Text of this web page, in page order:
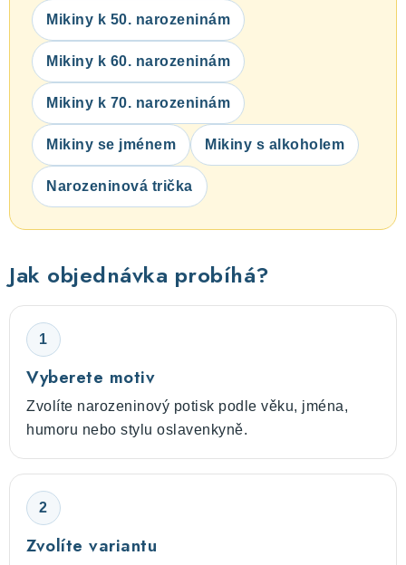
Mikiny k 50. narozeninám
Mikiny k 60. narozeninám
Mikiny k 70. narozeninám
Mikiny se jménem Mikiny s alkoholem
Narozeninová trička
Jak objednávka probíhá?
1
Vyberete motiv
Zvolíte narozeninový potisk podle věku, jména,
humoru nebo stylu oslavenkyně.
2
Zvolíte variantu